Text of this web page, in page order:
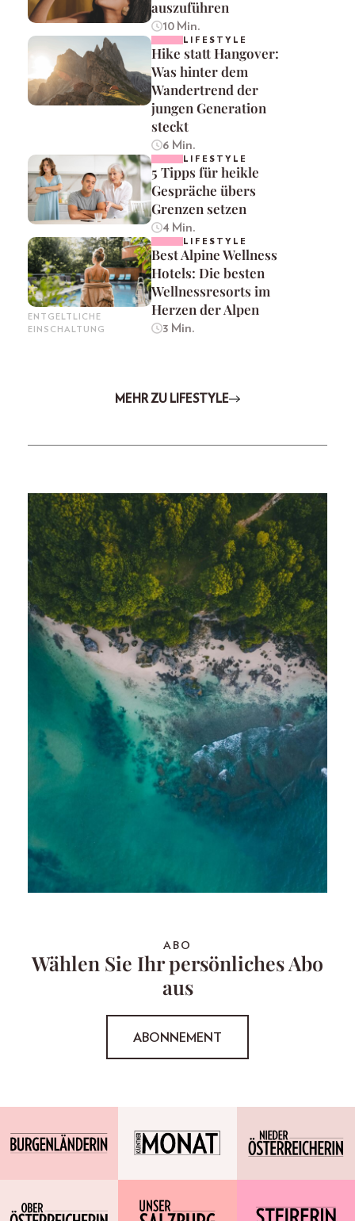
auszuführen
10 Min.
LIFESTYLE
Hike statt Hangover:
Was hinter dem
Wandertrend der
jungen Generation
steckt
6 Min.
LIFESTYLE
5 Tipps für heikle
Gespräche übers
Grenzen setzen
4 Min.
ENTGELTLICHE
EINSCHALTUNG
LIFESTYLE
Best Alpine Wellness
Hotels: Die besten
Wellnessresorts im
Herzen der Alpen
3 Min.
MEHR ZU LIFESTYLE
ABO
Wählen Sie Ihr persönliches Abo
aus
ABONNEMENT